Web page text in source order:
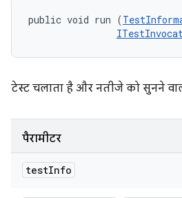
public void run (
टेस्ट चलाता है और नतीजे को सुनने वाले
पैरामीटर
testInfo